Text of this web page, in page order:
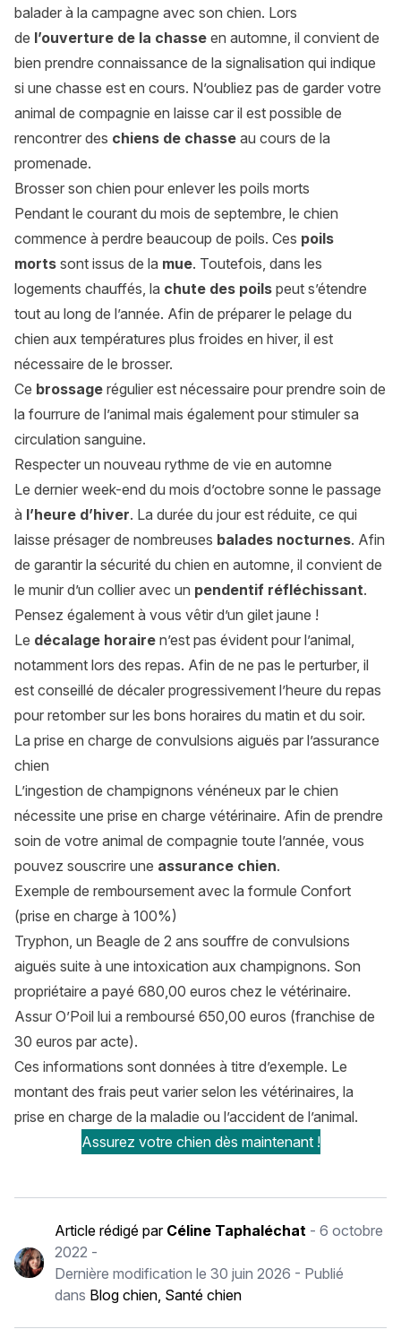
balader à la campagne avec son chien. Lors
de l’ouverture de la chasse en automne, il convient de
bien prendre connaissance de la signalisation qui indique
si une chasse est en cours. N’oubliez pas de garder votre
animal de compagnie en laisse car il est possible de
rencontrer des chiens de chasse au cours de la
promenade.
Brosser son chien pour enlever les poils morts
Pendant le courant du mois de septembre, le chien
commence à perdre beaucoup de poils. Ces poils
morts sont issus de la mue. Toutefois, dans les
logements chauffés, la chute des poils peut s’étendre
tout au long de l’année. Afin de préparer le pelage du
chien aux températures plus froides en hiver, il est
nécessaire de le brosser.
Ce brossage régulier est nécessaire pour prendre soin de
la fourrure de l’animal mais également pour stimuler sa
circulation sanguine.
Respecter un nouveau rythme de vie en automne
Le dernier week-end du mois d’octobre sonne le passage
à l’heure d’hiver. La durée du jour est réduite, ce qui
laisse présager de nombreuses balades nocturnes. Afin
de garantir la sécurité du chien en automne, il convient de
le munir d’un collier avec un pendentif réfléchissant.
Pensez également à vous vêtir d’un gilet jaune !
Le décalage horaire n’est pas évident pour l’animal,
notamment lors des repas. Afin de ne pas le perturber, il
est conseillé de décaler progressivement l’heure du repas
pour retomber sur les bons horaires du matin et du soir.
La prise en charge de convulsions aiguës par l’assurance
chien
L’ingestion de champignons vénéneux par le chien
nécessite une prise en charge vétérinaire. Afin de prendre
soin de votre animal de compagnie toute l’année, vous
pouvez souscrire une assurance chien.
Exemple de remboursement avec la formule Confort
(prise en charge à 100%)
Tryphon, un Beagle de 2 ans souffre de convulsions
aiguës suite à une intoxication aux champignons. Son
propriétaire a payé 680,00 euros chez le vétérinaire.
Assur O’Poil lui a remboursé 650,00 euros (franchise de
30 euros par acte).
Ces informations sont données à titre d’exemple. Le
montant des frais peut varier selon les vétérinaires, la
prise en charge de la maladie ou l’accident de l’animal.
Assurez votre chien dès maintenant !
Article rédigé par Céline Taphaléchat -6 octobre
2022 -
Dernière modification le30 juin 2026 - Publié
dans Blog chien, Santé chien